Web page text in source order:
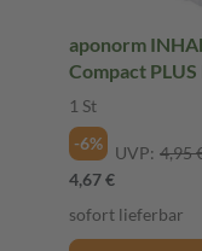
aponorm
Compact
1 St
-6%
UVP: 4,95
4,67 €
sofort lieferbar